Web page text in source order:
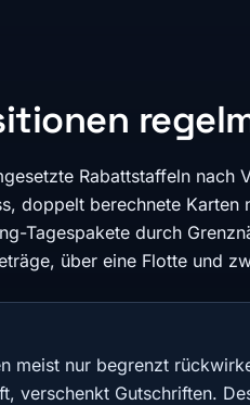
Rabattstaffeln nach
doppelt berechnete Karten
Tagespakete durch
über eine Flotte und
meist nur begrenzt
verschenkt Gutschriften.